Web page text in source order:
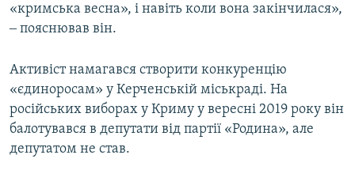
«кримська весна», і навіть коли вона закінчилася»,
‒ пояснював він.
Активіст намагався створити конкуренцію
«єдиноросам» у Керченській міськраді. На
російських виборах у Криму у вересні 2019 року він
балотувався в депутати від партії «Родина», але
депутатом не став.